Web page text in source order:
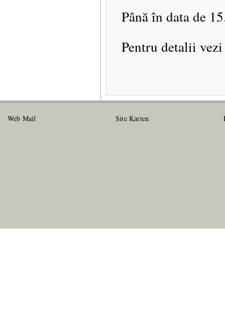
Până în data de
Pentru detalii
Web Mail Site Karten